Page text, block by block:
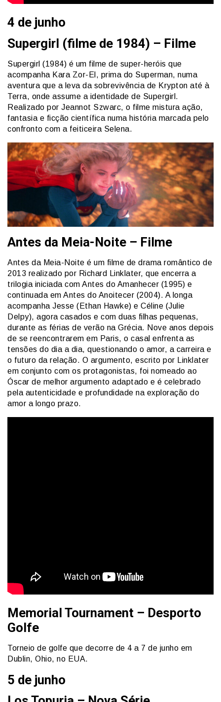
4 de junho
Supergirl (filme de 1984) – Filme
Supergirl (1984) é um filme de super-heróis que
acompanha Kara Zor-El, prima do Superman, numa
aventura que a leva da sobrevivência de Krypton até à
Terra, onde assume a identidade de Supergirl.
Realizado por Jeannot Szwarc, o filme mistura ação,
fantasia e ficção científica numa história marcada pelo
confronto com a feiticeira Selena.
Antes da Meia-Noite – Filme
Antes da Meia-Noite é um filme de drama romântico de
2013 realizado por Richard Linklater, que encerra a
trilogia iniciada com Antes do Amanhecer (1995) e
continuada em Antes do Anoitecer (2004). A longa
acompanha Jesse (Ethan Hawke) e Céline (Julie
Delpy), agora casados e com duas filhas pequenas,
durante as férias de verão na Grécia. Nove anos depois
de se reencontrarem em Paris, o casal enfrenta as
tensões do dia a dia, questionando o amor, a carreira e
o futuro da relação. O argumento, escrito por Linklater
em conjunto com os protagonistas, foi nomeado ao
Óscar de melhor argumento adaptado e é celebrado
pela autenticidade e profundidade na exploração do
amor a longo prazo.
Memorial Tournament – Desporto
Golfe
Torneio de golfe que decorre de 4 a 7 de junho em
Dublin, Ohio, no EUA.
5 de junho